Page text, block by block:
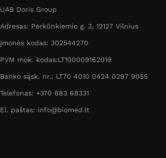
UAB Doris Group
Adresas: Perkūnkiemio g. 3, 12127 Vilnius
Įmonės kodas: 302544270
PVM mok. kodas:LT100009162019
Banko sąsk. nr.: LT70 4010 0424 0297 9055
Telefonas: +370 683 68331
El. paštas: info@biomed.lt